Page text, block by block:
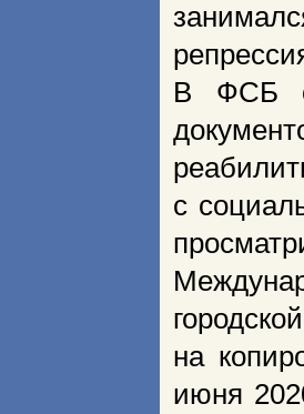
В ФСБ
с
на
июня